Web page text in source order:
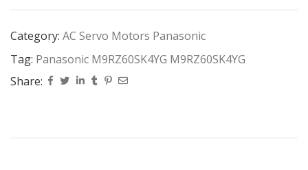
Category: AC Servo Motors Panasonic
Tag: Panasonic M9RZ60SK4YG M9RZ60SK4YG
Share: